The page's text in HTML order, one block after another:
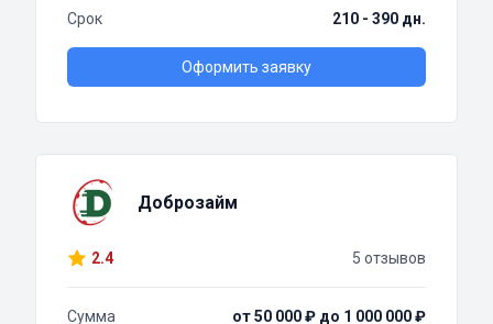
Срок
210 - 390 дн.
Оформить заявку
Доброзайм
2.4 5 отзывов
Сумма от 50 000 ₽ до 1 000 000 ₽